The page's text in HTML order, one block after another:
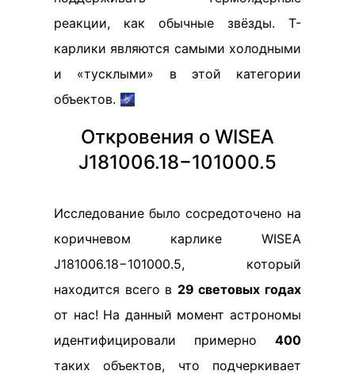
реакции, как обычные звёзды. Т-
карлики являются самыми холодными
и «тусклыми» в этой категории
объектов. 🌌
Откровения о WISEA
J181006.18−101000.5
Исследование было сосредоточено на
коричневом карлике WISEA
J181006.18−101000.5, который
находится всего в 29 световых годах
от нас! На данный момент астрономы
идентифицировали примерно 400
таких объектов, что подчеркивает